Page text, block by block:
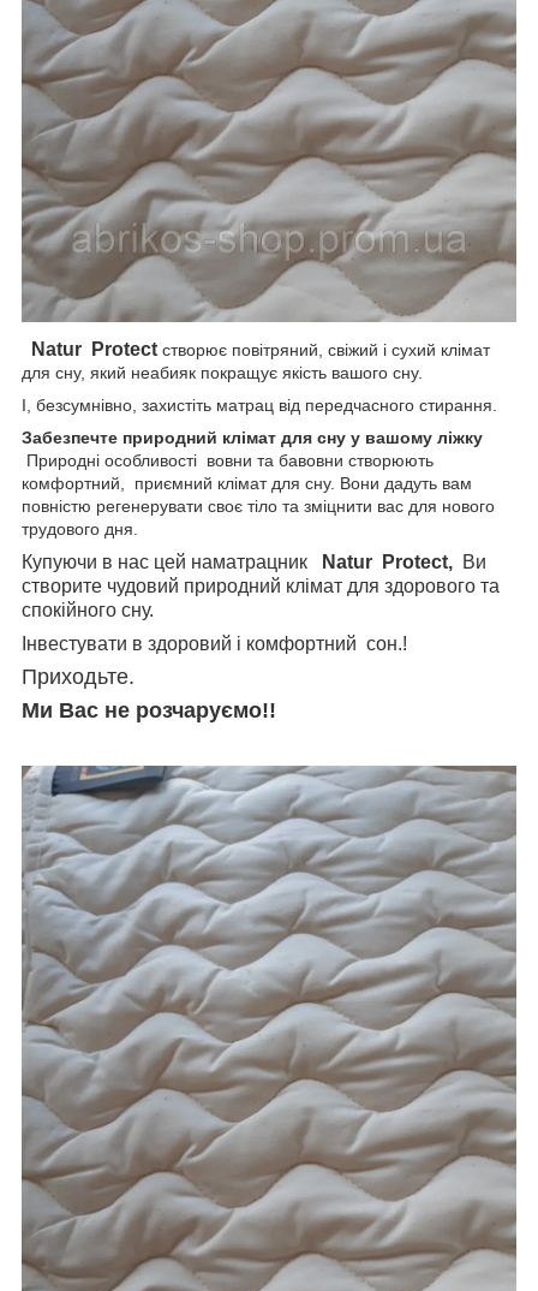
Natur Protect створює повітряний, свіжий і сухий клімат
для сну, який неабияк покращує якість вашого сну.
І, безсумнівно, захистіть матрац від передчасного стирання.
Забезпечте природний клімат для сну у вашому ліжку
Природні особливості вовни та бавовни створюють
комфортний, приємний клімат для сну. Вони дадуть вам
повністю регенерувати своє тіло та зміцнити вас для нового
трудового дня.
Купуючи в нас цей наматрацник Natur Protect, Ви
створите чудовий природний клімат для здорового та
спокійного сну.
Інвестувати в здоровий і комфортний сон.!
Приходьте.
Ми Вас не розчаруємо!!